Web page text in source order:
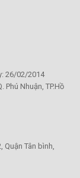
26/02/2014
Phú Nhuận, TP.Hồ
Quận Tân bình,